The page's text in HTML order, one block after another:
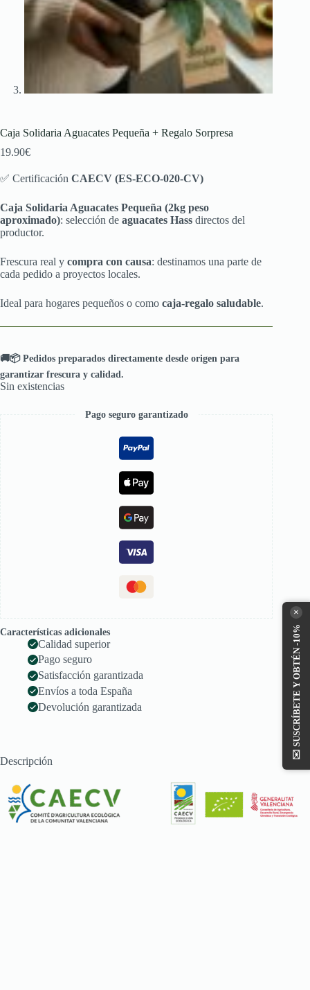
Caja Solidaria Aguacates Pequeña + Regalo Sorpresa
19.90€
✅ Certificación CAECV (ES-ECO-020-CV)
Caja Solidaria Aguacates Pequeña (2kg peso
aproximado): selección de aguacates Hass directos del
productor.
Frescura real y compra con causa: destinamos una parte de
cada pedido a proyectos locales.
Ideal para hogares pequeños o como caja-regalo saludable.
🚚📦 Pedidos preparados directamente desde origen para
garantizar frescura y calidad.
Sin existencias
Pago seguro garantizado
Características adicionales
Calidad superior
Pago seguro
Satisfacción garantizada
Envíos a toda España
Devolución garantizada
Descripción
×
✉️
SUSCRÍBETE Y OBTÉN -10%